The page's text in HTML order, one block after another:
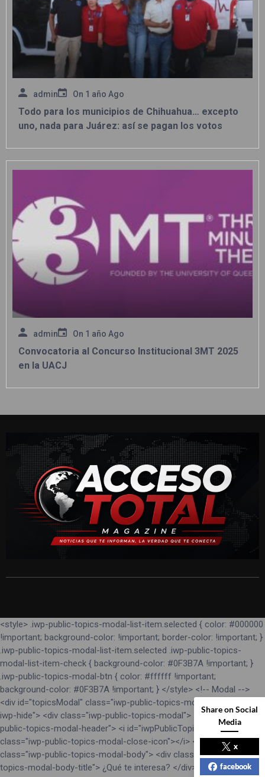
admin On 1 año Ago
Todo para los municipios de Chihuahua… excepto
uno, nada para Juárez: así se pagan los votos
admin On 1 año Ago
Convocatoria al Concurso Institucional 3MT 2025
en la UACJ
Share on Social
Media
x
facebook
<style> .iwp-public-topics-modal-list-item.selected { color: #000000
!important; background-color: !important; border-color: !important; }
.iwp-public-topics-modal-list-item.selected .iwp-public-topics-
modal-list-item-check { background-color: #0F3B7A !important; }
.iwp-public-topics-modal-btn { color: #ffffff !important;
background-color: #0F3B7A !important; } </style> <!-- Modal -->
<div id="topicsModal" class="iwp-public-topics-modal-backdrop
iwp-hide"> <div class="iwp-public-topics-modal"> <div class="iwp-
public-topics-modal-header"> <i id="iwpPublicTopicsModalClose"
class="iwp-public-topics-modal-close-icon"></i> </div> <div
class="iwp-public-topics-modal-body"> <div class="iwp-public-
topics-modal-body-title"> ¿Qué te interesa? </div> <div class="iwp-